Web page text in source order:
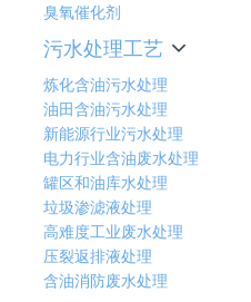
臭氧催化剂
污水处理工艺
炼化含油污水处理
油田含油污水处理
新能源行业污水处理
电力行业含油废水处理
罐区和油库水处理
垃圾渗滤液处理
高难度工业废水处理
压裂返排液处理
含油消防废水处理